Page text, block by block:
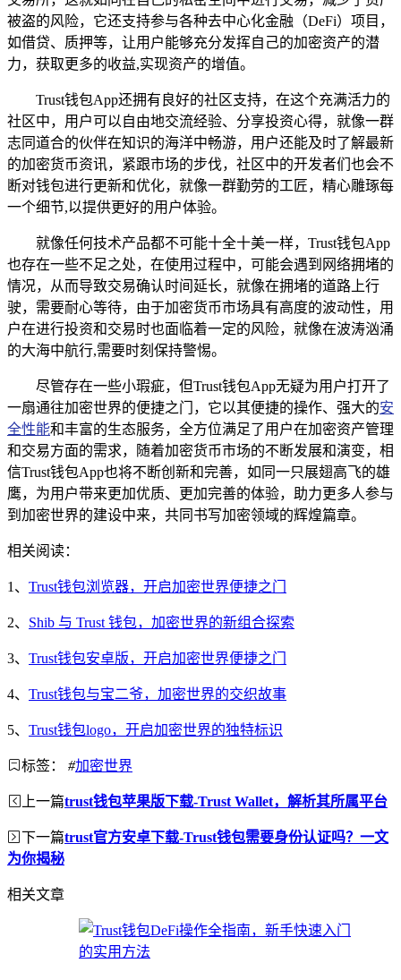
被盗的风险，它还支持参与各种去中心化金融（DeFi）项目，
如借贷、质押等，让用户能够充分发挥自己的加密资产的潜
力，获取更多的收益,实现资产的增值。
Trust钱包App还拥有良好的社区支持，在这个充满活力的
社区中，用户可以自由地交流经验、分享投资心得，就像一群
志同道合的伙伴在知识的海洋中畅游，用户还能及时了解最新
的加密货币资讯，紧跟市场的步伐，社区中的开发者们也会不
断对钱包进行更新和优化，就像一群勤劳的工匠，精心雕琢每
一个细节,以提供更好的用户体验。
就像任何技术产品都不可能十全十美一样，Trust钱包App
也存在一些不足之处，在使用过程中，可能会遇到网络拥堵的
情况，从而导致交易确认时间延长，就像在拥堵的道路上行
驶，需要耐心等待，由于加密货币市场具有高度的波动性，用
户在进行投资和交易时也面临着一定的风险，就像在波涛汹涌
的大海中航行,需要时刻保持警惕。
尽管存在一些小瑕疵，但Trust钱包App无疑为用户打开了
一扇通往加密世界的便捷之门，它以其便捷的操作、强大的安
全性能和丰富的生态服务，全方位满足了用户在加密资产管理
和交易方面的需求，随着加密货币市场的不断发展和演变，相
信Trust钱包App也将不断创新和完善，如同一只展翅高飞的雄
鹰，为用户带来更加优质、更加完善的体验，助力更多人参与
到加密世界的建设中来，共同书写加密领域的辉煌篇章。
相关阅读：
1、 Trust钱包浏览器，开启加密世界便捷之门
2、 Shib 与 Trust 钱包，加密世界的新组合探索
3、 Trust钱包安卓版，开启加密世界便捷之门
4、 Trust钱包与宝二爷，加密世界的交织故事
5、 Trust钱包logo，开启加密世界的独特标识
标签： #加密世界
上一篇trust钱包苹果版下载-Trust Wallet，解析其所属平台
下一篇trust官方安卓下载-Trust钱包需要身份认证吗？一文
为你揭秘
相关文章